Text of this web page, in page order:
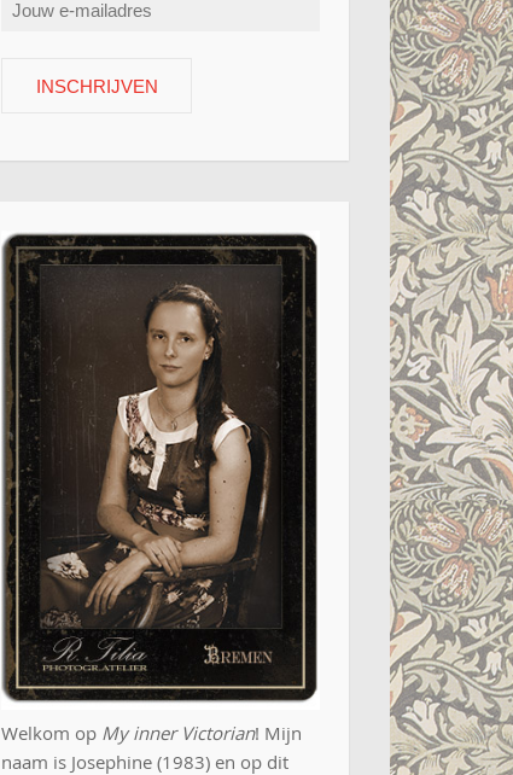
Welkom op My inner Victorian! Mijn
naam is Josephine (1983) en op dit